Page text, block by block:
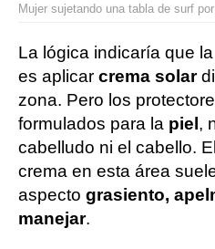
Mujer sujetando una tabla de surf
La lógica indicaría que
es aplicar crema solar
zona. Pero los
formulados para la piel,
cabelludo ni el cabello.
crema en esta área
aspecto grasiento,
manejar.